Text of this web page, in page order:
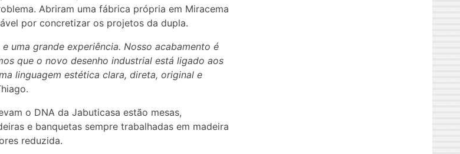
Abriram uma fábrica própria em Miracema
por concretizar os projetos da dupla.
uma grande experiência. Nosso acabamento é
que o novo desenho industrial está ligado aos
linguagem estética clara, direta, original e
o DNA da Jabuticasa estão mesas,
e banquetas sempre trabalhadas em madeira
reduzida.